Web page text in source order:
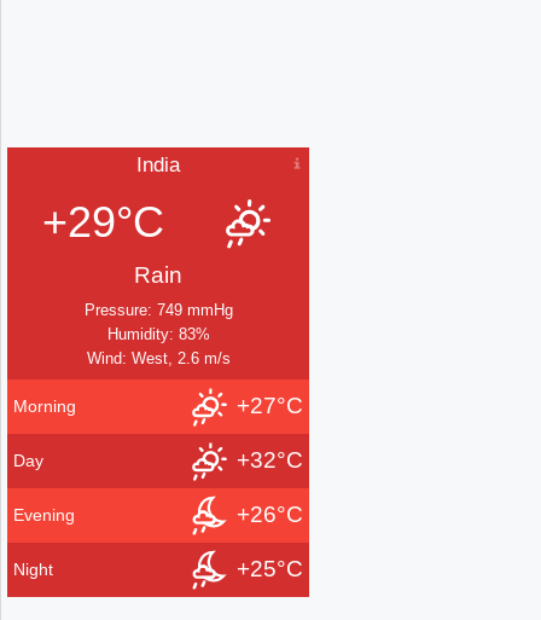
India
+29°C
Rain
Pressure: 749 mmHg
Humidity: 83%
Wind: West, 2.6 m/s
Morning +27°C
Day +32°C
Evening +26°C
Night +25°C